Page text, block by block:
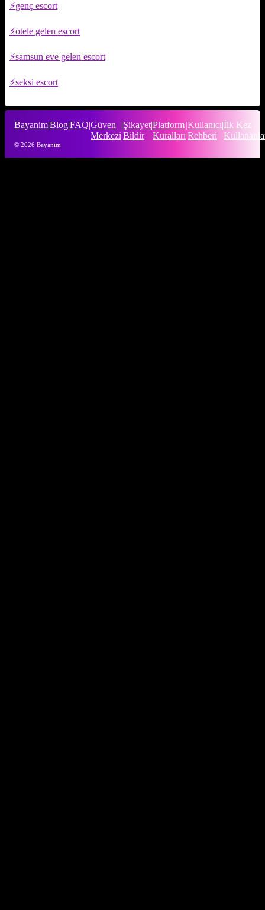
genç escort
otele gelen escort
samsun eve gelen escort
seksi escort
Bayanim|Blog|FAQ|Güven
Merkezi
|Şikayet
Bildir
|Platform
Kuralları
|Kullanıcı
Rehberi
|İlk Kez
© 2026 Bayanim